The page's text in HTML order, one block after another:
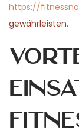
https://
gewährleisten.